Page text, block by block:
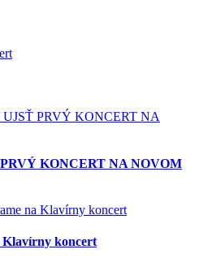
KONCERT NA NOVOM
Klavírny koncert